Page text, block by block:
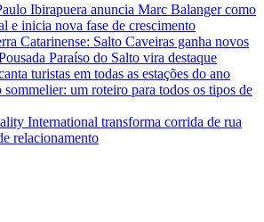
Ibirapuera anuncia Marc Balanger como
e inicia nova fase de crescimento
Catarinense: Salto Caveiras ganha novos
Paraíso do Salto vira destaque
turistas em todas as estações do ano
um roteiro para todos os tipos de
International transforma corrida de rua
relacionamento